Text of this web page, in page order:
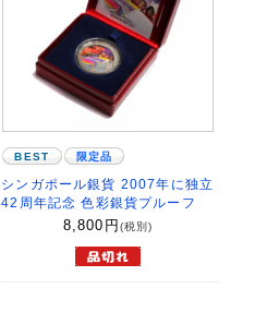
BEST 限定品
シンガポール銀貨 2007年に独立
42周年記念 色彩銀貨プルーフ
8,800 円 (税別)